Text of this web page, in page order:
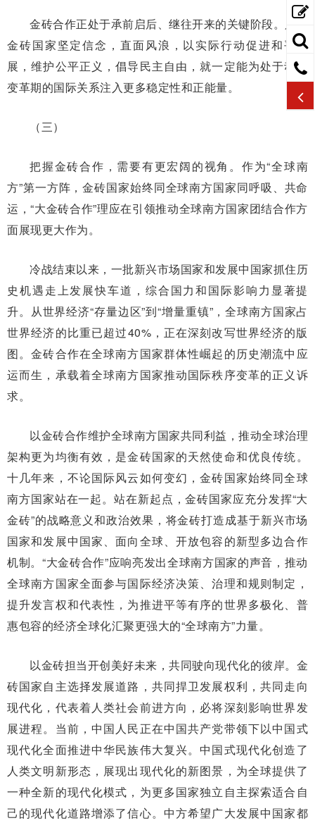
金砖合作正处于承前启后、继往开来的关键阶段。只要
金砖国家坚定信念，直面风浪，以实际行动促进和平发
展，维护公平正义，倡导民主自由，就一定能为处于动荡
变革期的国际关系注入更多稳定性和正能量。
（三）
把握金砖合作，需要有更宏阔的视角。作为“全球南
方”第一方阵，金砖国家始终同全球南方国家同呼吸、共命
运，“大金砖合作”理应在引领推动全球南方国家团结合作方
面展现更大作为。
冷战结束以来，一批新兴市场国家和发展中国家抓住历
史机遇走上发展快车道，综合国力和国际影响力显著提
升。从世界经济“存量边区”到“增量重镇”，全球南方国家占
世界经济的比重已超过40%，正在深刻改写世界经济的版
图。金砖合作在全球南方国家群体性崛起的历史潮流中应
运而生，承载着全球南方国家推动国际秩序变革的正义诉
求。
以金砖合作维护全球南方国家共同利益，推动全球治理
架构更为均衡有效，是金砖国家的天然使命和优良传统。
十几年来，不论国际风云如何变幻，金砖国家始终同全球
南方国家站在一起。站在新起点，金砖国家应充分发挥“大
金砖”的战略意义和政治效果，将金砖打造成基于新兴市场
国家和发展中国家、面向全球、开放包容的新型多边合作
机制。“大金砖合作”应响亮发出全球南方国家的声音，推动
全球南方国家全面参与国际经济决策、治理和规则制定，
提升发言权和代表性，为推进平等有序的世界多极化、普
惠包容的经济全球化汇聚更强大的“全球南方”力量。
以金砖担当开创美好未来，共同驶向现代化的彼岸。金
砖国家自主选择发展道路，共同捍卫发展权利，共同走向
现代化，代表着人类社会前进方向，必将深刻影响世界发
展进程。当前，中国人民正在中国共产党带领下以中国式
现代化全面推进中华民族伟大复兴。中国式现代化创造了
人类文明新形态，展现出现代化的新图景，为全球提供了
一种全新的现代化模式，为更多国家独立自主探索适合自
己的现代化道路增添了信心。中方希望广大发展中国家都